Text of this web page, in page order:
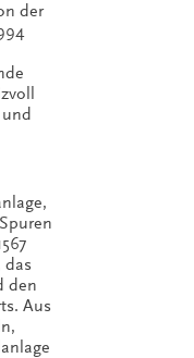
der
das
den
Aus